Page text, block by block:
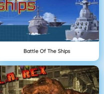
Battle Of The Ships